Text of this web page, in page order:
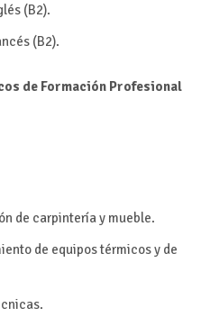
(B2).
(B2).
de Formación Profesional
de carpintería y mueble.
de equipos térmicos y de